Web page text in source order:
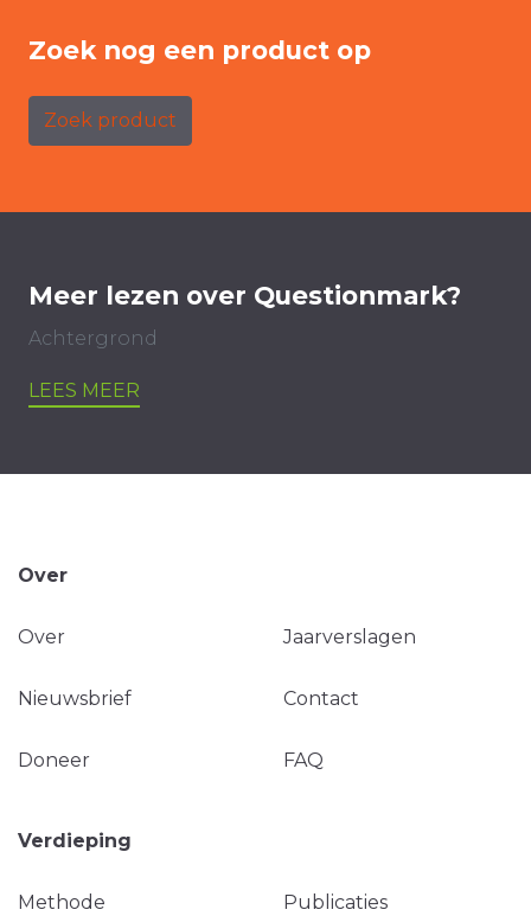
Zoek nog een product op
Zoek product
Meer lezen over Questionmark?
Achtergrond
LEES MEER
Over
Over Jaarverslagen
Nieuwsbrief Contact
Doneer FAQ
Verdieping
Methode Publicaties